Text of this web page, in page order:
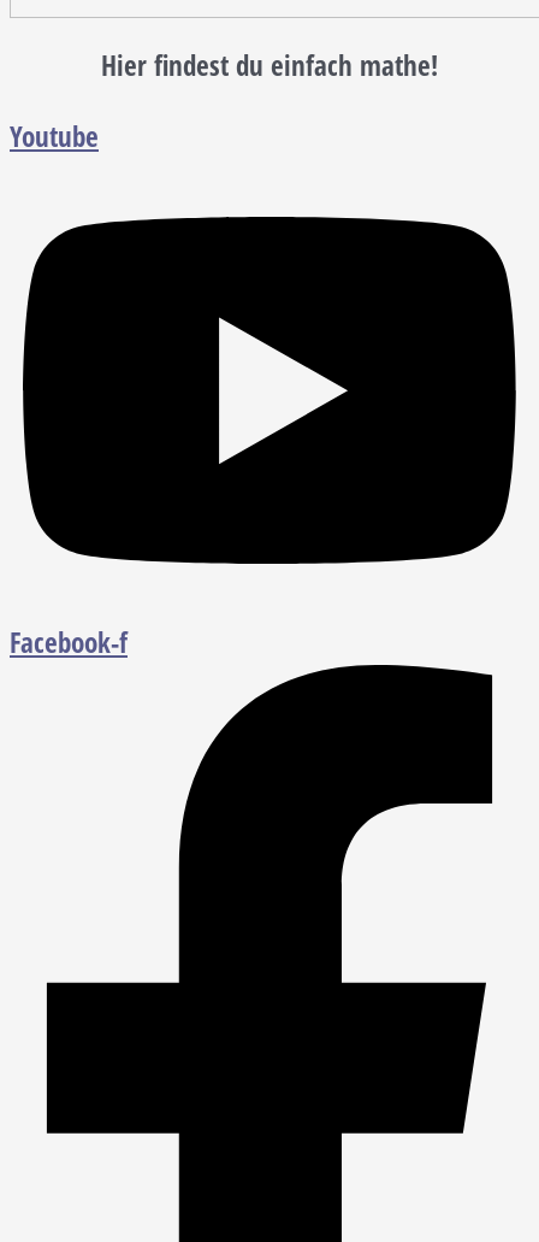
Hier findest du einfach mathe!
Youtube
Facebook-f